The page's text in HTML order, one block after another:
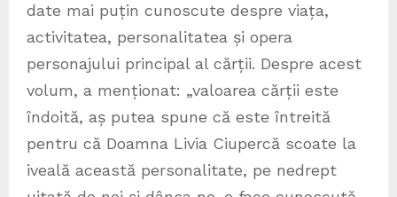
date mai puțin cunoscute despre viața,
activitatea, personalitatea și opera
personajului principal al cărții. Despre acest
volum, a menționat: „valoarea cărții este
îndoită, aș putea spune că este întreită
pentru că Doamna Livia Ciupercă scoate la
iveală această personalitate, pe nedrept